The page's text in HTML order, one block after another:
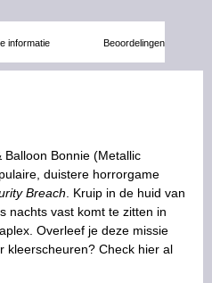
informatie
Beoordelingen
Balloon Bonnie (Metallic
duistere horrorgame
Breach . Kruip in de huid van
nachts vast komt te zitten in
Overleef je deze missie
kleerscheuren? Check hier al